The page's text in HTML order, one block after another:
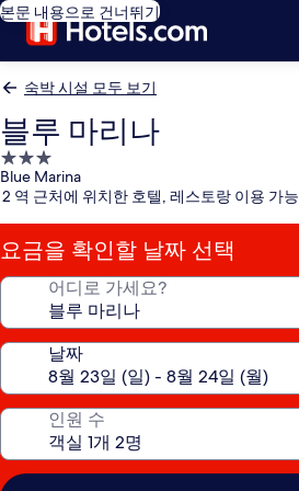
본문 내용으로 건너뛰기
숙박 시설 모두 보기
블루 마리나
3.0
성
급
숙
박
시
Blue Marina
2 역 근처에 위치한 호텔, 레스토랑 이용 가능
요금을 확인할 날짜 선택
어디로 가세요?
날짜
인원 수